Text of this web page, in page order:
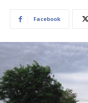
Facebook